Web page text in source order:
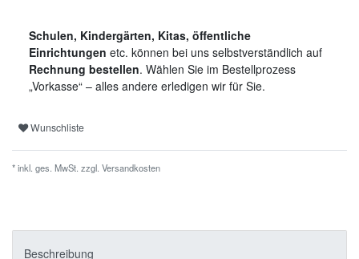
Schulen, Kindergärten, Kitas, öffentliche
Einrichtungen etc. können bei uns selbstverständlich auf
Rechnung bestellen. Wählen Sie im Bestellprozess
„Vorkasse“ – alles andere erledigen wir für Sie.
Wunschliste
* inkl. ges. MwSt. zzgl. Versandkosten
Beschreibung